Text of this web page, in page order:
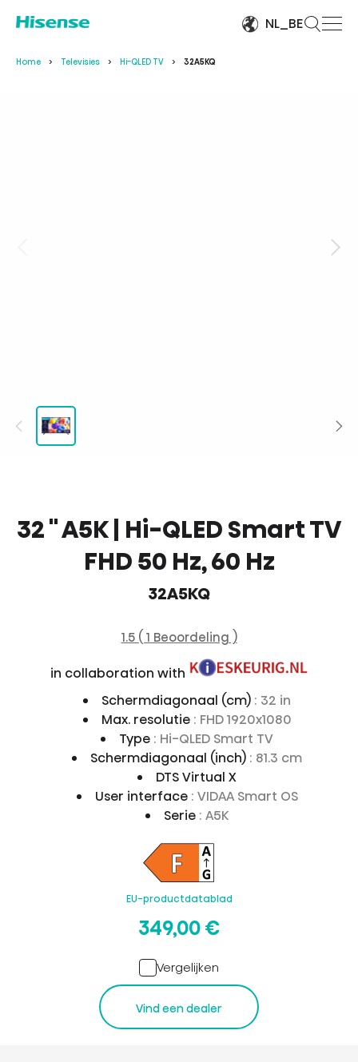
NL_BE
Home Televisies Hi-QLED TV 32A5KQ
32 '' A5K | Hi-QLED Smart TV
FHD 50 Hz, 60 Hz
32A5KQ
1.5 ( 1 Beoordeling )
in collaboration with
Schermdiagonaal (cm) : 32 in
Max. resolutie : FHD 1920x1080
Type : Hi-QLED Smart TV
Schermdiagonaal (inch) : 81.3 cm
DTS Virtual X
User interface : VIDAA Smart OS
Serie : A5K
EU-productdatablad
349,00 €
Vergelijken
Vind een dealer